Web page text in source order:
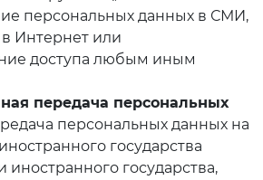
персональных данных в СМИ,
Интернет или
доступа любым иным
передача персональных
персональных данных на
государства
иностранного государства,